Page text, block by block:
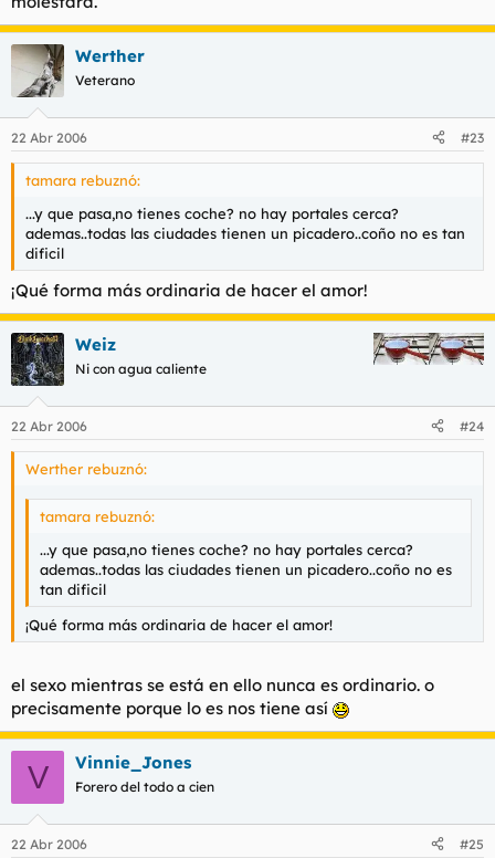
Werther
Veterano
22 Abr 2006 #23
tamara rebuznó:
...y que pasa,no tienes coche? no hay portales cerca?
ademas..todas las ciudades tienen un picadero..coño no es tan
dificil
¡Qué forma más ordinaria de hacer el amor!
Weiz
Ni con agua caliente
22 Abr 2006 #24
Werther rebuznó:
tamara rebuznó:
...y que pasa,no tienes coche? no hay portales cerca?
ademas..todas las ciudades tienen un picadero..coño no es
tan dificil
¡Qué forma más ordinaria de hacer el amor!
el sexo mientras se está en ello nunca es ordinario. o
precisamente porque lo es nos tiene así
V Vinnie_Jones
Forero del todo a cien
22 Abr 2006 #25